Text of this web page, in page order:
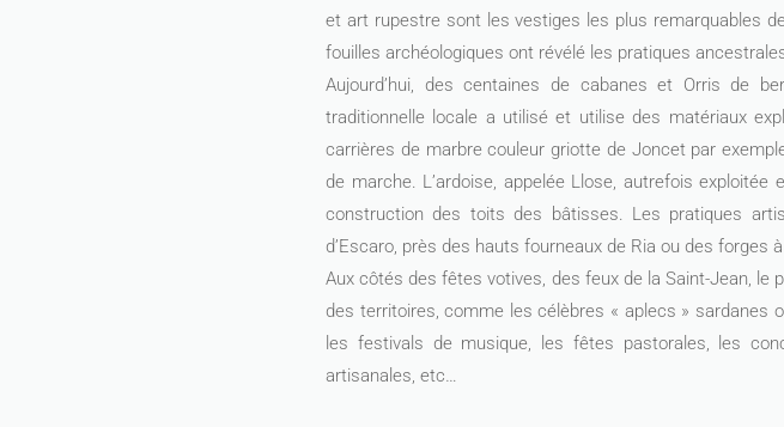
et art rupestre sont les vestiges les plus remarquables
fouilles archéologiques ont révélé les pratiques
Aujourd’hui, des centaines de cabanes et Orris de
traditionnelle locale a utilisé et utilise des matériaux
carrières de marbre couleur griotte de Joncet par
de marche. L’ardoise, appelée Llose, autrefois
construction des toits des bâtisses. Les pratiques
d’Escaro, près des hauts fourneaux de Ria ou des forges
Aux côtés des fêtes votives, des feux de la Saint-Jean,
des territoires, comme les célèbres « aplecs » sardanes
les festivals de musique, les fêtes pastorales, les
artisanales, etc…